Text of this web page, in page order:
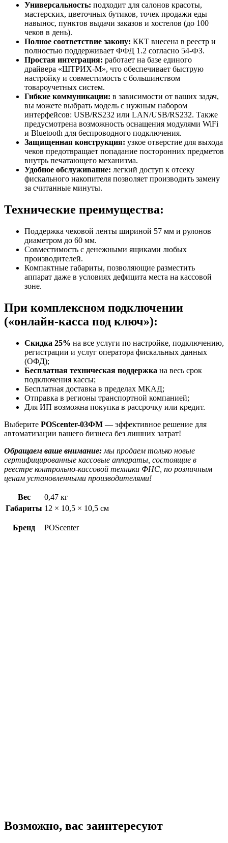
Универсальность: подходит для салонов красоты,
мастерских, цветочных бутиков, точек продажи еды
навынос, пунктов выдачи заказов и хостелов (до 100
чеков в день).
Полное соответствие закону: ККТ внесена в реестр и
полностью поддерживает ФФД 1.2 согласно 54-ФЗ.
Простая интеграция: работает на базе единого
драйвера «ШТРИХ-М», что обеспечивает быструю
настройку и совместимость с большинством
товароучетных систем.
Гибкие коммуникации: в зависимости от ваших задач,
вы можете выбрать модель с нужным набором
интерфейсов: USB/RS232 или LAN/USB/RS232. Также
предусмотрена возможность оснащения модулями WiFi
и Bluetooth для беспроводного подключения.
Защищенная конструкция: узкое отверстие для выхода
чеков предотвращает попадание посторонних предметов
внутрь печатающего механизма.
Удобное обслуживание: легкий доступ к отсеку
фискального накопителя позволяет производить замену
за считанные минуты.
Технические преимущества:
Поддержка чековой ленты шириной 57 мм и рулонов
диаметром до 60 мм.
Совместимость с денежными ящиками любых
производителей.
Компактные габариты, позволяющие разместить
аппарат даже в условиях дефицита места на кассовой
зоне.
При комплексном подключении
(«онлайн-касса под ключ»):
Скидка 25% на все услуги по настройке, подключению,
регистрации и услуг оператора фискальных данных
(ОФД);
Бесплатная техническая поддержка на весь срок
подключения кассы;
Бесплатная доставка в пределах МКАД;
Отправка в регионы транспортной компанией;
Для ИП возможна покупка в рассрочку или кредит.
Выберите POScenter-03ФМ — эффективное решение для
автоматизации вашего бизнеса без лишних затрат!
Обращаем ваше внимание: мы продаем только новые
сертифицированные кассовые аппараты, состоящие в
реестре контрольно-кассовой техники ФНС, по розничным
ценам установленными производителями!
Вес
0,47 кг
Габариты 12 × 10,5 × 10,5 см
Бренд POScenter
Возможно, вас заинтересуют